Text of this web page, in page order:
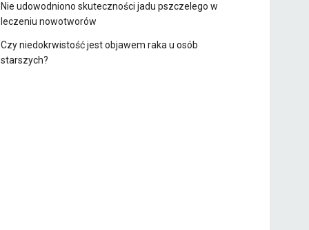
Nie udowodniono skuteczności jadu pszczelego w
leczeniu nowotworów
Czy niedokrwistość jest objawem raka u osób
starszych?